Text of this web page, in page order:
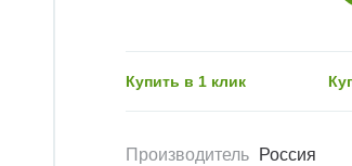
Купить в 1 клик
Производитель
Россия